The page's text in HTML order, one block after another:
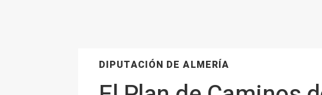
DIPUTACIÓN DE ALMERÍA